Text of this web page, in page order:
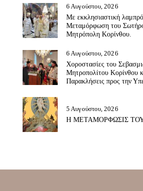
6 Αυγούστου, 2026
Με εκκλησιαστική
Μεταμόρφωση του
Μητρόπολη Κορίνθου.
6 Αυγούστου, 2026
Χοροστασίες του
Μητροπολίτου Κορίνθου
Παρακλήσεις προς την
5 Αυγούστου, 2026
Η ΜΕΤΑΜΟΡΦΩΣΙΣ